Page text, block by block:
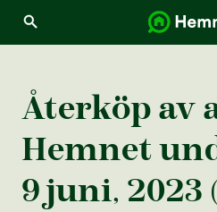
Återköp av
Hemnet
9 juni, 2023